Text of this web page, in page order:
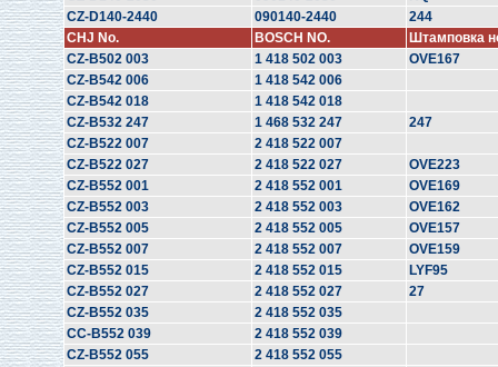
CZ-D140-2440
090140-2440
244
CHJ No.
BOSCH NO.
Штамповка
CZ-B502 003
1 418 502 003
OVE167
CZ-B542 006
1 418 542 006
CZ-B542 018
1 418 542 018
CZ-B532 247
1 468 532 247
247
CZ-B522 007
2 418 522 007
CZ-B522 027
2 418 522 027
OVE223
CZ-B552 001
2 418 552 001
OVE169
CZ-B552 003
2 418 552 003
OVE162
CZ-B552 005
2 418 552 005
OVE157
CZ-B552 007
2 418 552 007
OVE159
CZ-B552 015
2 418 552 015
LYF95
CZ-B552 027
2 418 552 027
27
CZ-B552 035
2 418 552 035
CC-B552 039
2 418 552 039
CZ-B552 055
2 418 552 055